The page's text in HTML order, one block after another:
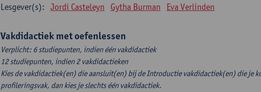
Lesgever(s):
Jordi Casteleyn Gytha Burman Eva Verlinden
Vakdidactiek met oefenlessen
Verplicht: 6 studiepunten, indien één vakdidactiek
12 studiepunten, indien 2 vakdidactieken
Kies de vakdidactiek(en) die aansluit(en) bij de Introductie vakdidactiek(en) die je
profileringsvak, dan kies je slechts één vakdidactiek.